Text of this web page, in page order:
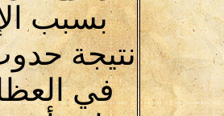
بسبب
نتيجة
في